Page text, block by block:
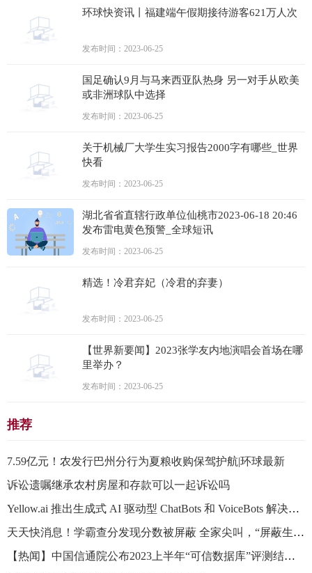
环球快资讯丨福建端午假期接待游客621万人次
发布时间：2023-06-25
国足确认9月与马来西亚队热身 另一对手从欧美
或非洲球队中选择
发布时间：2023-06-25
关于机械厂大学生实习报告2000字有哪些_世界
快看
发布时间：2023-06-25
湖北省省直辖行政单位仙桃市2023-06-18 20:46
发布雷电黄色预警_全球短讯
发布时间：2023-06-25
精选！冷君弃妃（冷君的弃妻）
发布时间：2023-06-25
【世界新要闻】2023张学友内地演唱会首场在哪
里举办？
发布时间：2023-06-25
推荐
7.59亿元！农发行巴州分行为夏粮收购保驾护航|环球最新
诉讼遗嘱继承农村房屋和存款可以一起诉讼吗
Yellow.ai 推出生成式 AI 驱动型 ChatBots 和 VoiceBots 解决方案 每日资讯
天天快消息！学霸查分发现分数被屏蔽 全家尖叫，“屏蔽生”是什么来头？
【热闻】中国信通院公布2023上半年“可信数据库”评测结果 33款产品通过36项测试